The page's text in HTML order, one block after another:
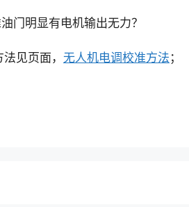
门明显有电机输出无力？
见页面， 无人机电调校准方法 ；